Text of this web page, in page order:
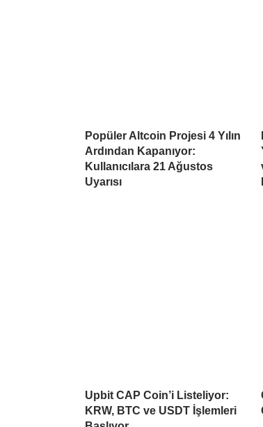
Popüler Altcoin Projesi 4 Yılın
Ardından Kapanıyor:
Kullanıcılara 21 Ağustos
Uyarısı
Upbit CAP Coin’i Listeliyor:
KRW, BTC ve USDT İşlemleri